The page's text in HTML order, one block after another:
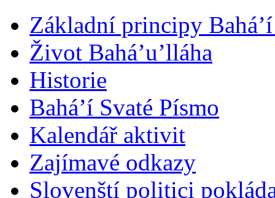
Základní principy
Život Bahá’u’lláha
Historie
Bahá’í Svaté Písmo
Kalendář aktivit
Zajímavé odkazy
Slovenští politici